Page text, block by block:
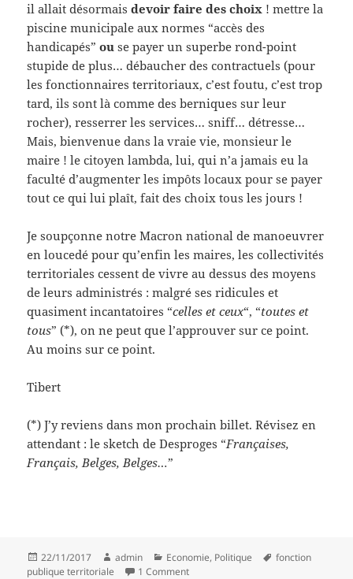
il allait désormaisdevoir faire des choix ! mettre la
piscine municipale aux normes “accès des
handicapés”ou se payer un superbe rond-point
stupide de plus… débaucher des contractuels (pour
les fonctionnaires territoriaux, c’est foutu, c’est trop
tard, ils sont là comme des berniques sur leur
rocher), resserrer les services… sniff… détresse…
Mais, bienvenue dans la vraie vie, monsieur le
maire ! le citoyen lambda, lui, qui n’a jamais eu la
faculté d’augmenter les impôts locaux pour se payer
tout ce qui lui plaît, fait des choix tous les jours !
Je soupçonne notre Macron national de manoeuvrer
en loucedé pour qu’enfin les maires, les collectivités
territoriales cessent de vivre au dessus des moyens
de leurs administrés : malgré ses ridicules et
quasiment incantatoires “celles et ceux“, “toutes et
tous” (*), on ne peut que l’approuver sur ce point.
Au moins sur ce point.
Tibert
(*) J’y reviens dans mon prochain billet. Révisez en
attendant : le sketch de Desproges “Françaises,
Français, Belges, Belges…”
Posted
on
22/11/2017 Author
admin Categories
Economie, Politique Tags
fonction
publique territoriale
1 Commenton Chiffres affolants